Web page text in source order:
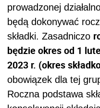
prowadzonej
będą dokonywać
składki. Zasadniczo
będzie okres od 1
2023 r. (okres
obowiązek dla tej
Roczna podstawa